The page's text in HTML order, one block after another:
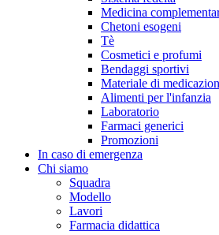
Medicina
Chetoni esogeni
Tè
Cosmetici e profumi
Bendaggi sportivi
Materiale di
Alimenti per l'infanzia
Laboratorio
Farmaci generici
Promozioni
In caso di emergenza
Chi siamo
Squadra
Modello
Lavori
Farmacia didattica